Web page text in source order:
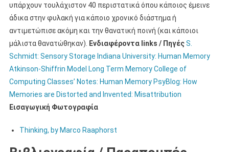
υπάρχουν τουλάχιστον 40 περιστατικά όπου κάποιος έμεινε
άδικα στην φυλακή για κάποιο χρονικό διάστημα ή
αντιμετώπισε ακόμη και την θανατική ποινή (και κάποιοι
μάλιστα θανατώθηκαν).
Ενδιαφέροντα links / ΠηγέςS.
Schmidt: Sensory Storage Indiana University: Human Memory
Atkinson-Shiffrin Model Long Term MemoryCollege of
Computing Classes’ Notes: Human Memory PsyBlog: How
Memories are Distorted and Invented: Misattribution
Εισαγωγική Φωτογραφία
Thinking, by Marco Raaphorst